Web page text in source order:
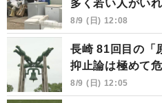
多く若い人がい
8/9 (日) 12:08
長崎 81回目の
抑止論は極めて危
8/9 (日) 12:05